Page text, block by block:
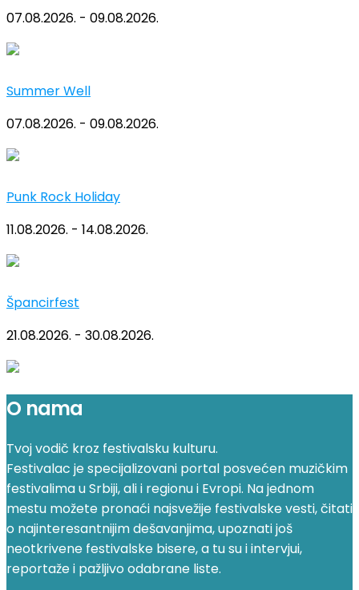
07.08.2026. - 09.08.2026.
Summer Well
07.08.2026. - 09.08.2026.
Punk Rock Holiday
11.08.2026. - 14.08.2026.
Špancirfest
21.08.2026. - 30.08.2026.
O nama
Tvoj vodič kroz festivalsku kulturu.
Festivalac je specijalizovani portal posvećen muzičkim
festivalima u Srbiji, ali i regionu i Evropi. Na jednom
mestu možete pronaći najsvežije festivalske vesti, čitati
o najinteresantnijim dešavanjima, upoznati još
neotkrivene festivalske bisere, a tu su i intervjui,
reportaže i pažljivo odabrane liste.